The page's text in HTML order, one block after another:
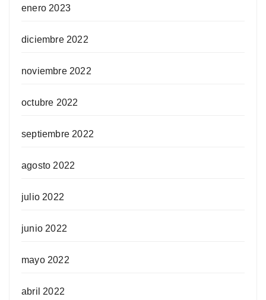
enero 2023
diciembre 2022
noviembre 2022
octubre 2022
septiembre 2022
agosto 2022
julio 2022
junio 2022
mayo 2022
abril 2022